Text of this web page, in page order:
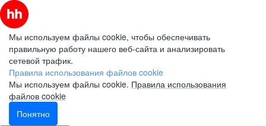
Мы используем файлы cookie, чтобы обеспечивать
правильную работу нашего веб-сайта и анализировать
сетевой трафик.
Правила использования файлов cookie
Мы используем файлы cookie. Правила использования
файлов cookie
Понятно